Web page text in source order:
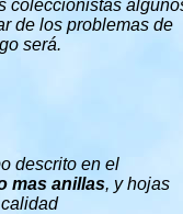
coleccionistas
de los problemas de
será.
descrito en el
mas anillas, y hojas